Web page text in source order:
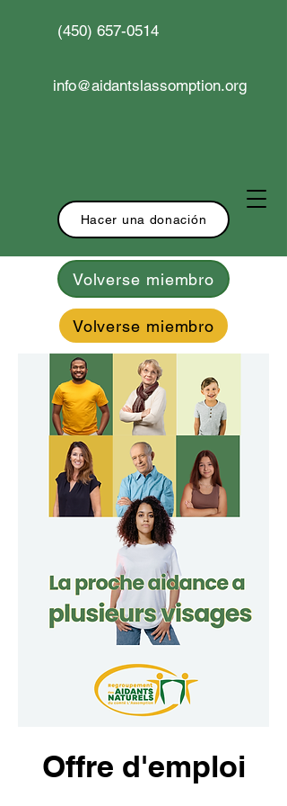
Volverse miembro
Volverse miembro
(450) 657-0514
info@aidantslassomption.org
Hacer una donación
Offre d'emploi